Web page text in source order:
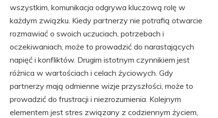
wszystkim, komunikacja odgrywa kluczową rolę w
każdym związku. Kiedy partnerzy nie potrafią otwarcie
rozmawiać o swoich uczuciach, potrzebach i
oczekiwaniach, może to prowadzić do narastających
napięć i konfliktów. Drugim istotnym czynnikiem jest
różnica w wartościach i celach życiowych. Gdy
partnerzy mają odmienne wizje przyszłości, może to
prowadzić do frustracji i niezrozumienia. Kolejnym
elementem jest stres związany z codziennym życiem,